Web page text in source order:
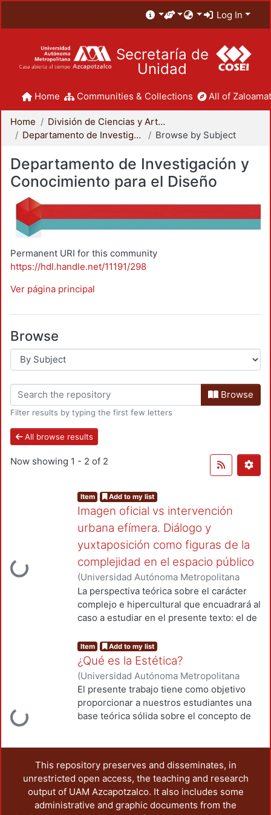
Log In
Secretaría de
Unidad
Home Communities & Collections All of
Home
División de Ciencias y Artes para el Diseño
Departamento de Investigación y Conocimiento para el Diseño
Browse by Subject
Departamento de Investigación y
Conocimiento para el Diseño
Permanent URI for this community
https://hdl.handle.net/11191/298
Ver página principal
Browse
Browse
Filter results by typing the first few letters
All browse results
Now showing 1 - 2 of 2
Loading...
Item Add to my list
Imagen oficial vs intervención
urbana efímera. Diálogo y
yuxtaposición como figuras de la
complejidad en el espacio público
(Universidad Autónoma Metropolitana
(México). Unidad Azcapotzalco. División
de Ciencias y Artes para el Diseño.,2022)
Garduño Oropeza, Gustavo
La perspectiva teórica sobre el carácter
complejo e hipercultural que encuadrará al
caso a estudiar en el presente texto: el de
denominaremos “imagen oficial”,
entendida como el conjunto de
manifestaciones gráficas legitimadas por
un orden institucional o corporativo y su
esfuerzo por contrarrestar la emergencia
de “intervenciones anónimas y efímeras”
entendidas como mera vandalización,
que han quedado al margen o segregados
del continuo desarrollista. Para ello se
relaciona el término “ciudad” con la idea
de contexto hipercultural, en cual que
emerge una amalgama de sentidos
Loading...
Item Add to my list
¿Qué es la Estética?
(Universidad Autónoma Metropolitana
(México). Unidad Azcapotzalco. División
de Ciencias y Artes para el Diseño.,2025
Serratos Zavala, Laura Elvira
El presente trabajo tiene como objetivo
proporcionar a nuestros estudiantes una
base teórica sólida sobre el concepto de
experiencia sensible. En el ámbito del
Diseño y la Comunicación gráfica, la
Estética no solo se relaciona con lo bello o
lo agradable, sino también con los
This repository preserves and disseminates, in
unrestricted open access, the teaching and research
output of UAM Azcapotzalco. It also includes some
administrative and graphic documents from the